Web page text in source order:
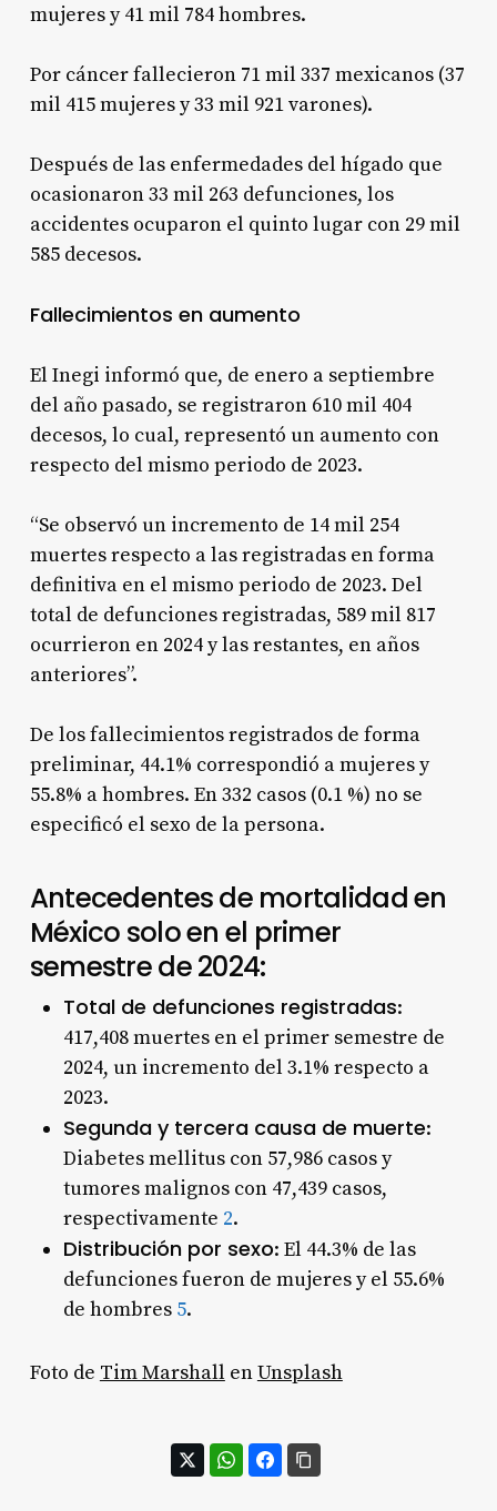
mujeres y 41 mil 784 hombres.
Por cáncer fallecieron 71 mil 337 mexicanos (37
mil 415 mujeres y 33 mil 921 varones).
Después de las enfermedades del hígado que
ocasionaron 33 mil 263 defunciones, los
accidentes ocuparon el quinto lugar con 29 mil
585 decesos.
Fallecimientos en aumento
El Inegi informó que, de enero a septiembre
del año pasado, se registraron 610 mil 404
decesos, lo cual, representó un aumento con
respecto del mismo periodo de 2023.
“Se observó un incremento de 14 mil 254
muertes respecto a las registradas en forma
definitiva en el mismo periodo de 2023. Del
total de defunciones registradas, 589 mil 817
ocurrieron en 2024 y las restantes, en años
anteriores”.
De los fallecimientos registrados de forma
preliminar, 44.1% correspondió a mujeres y
55.8% a hombres. En 332 casos (0.1 %) no se
especificó el sexo de la persona.
Antecedentes de mortalidad en
México solo en el primer
semestre de 2024:
Total de defunciones registradas:
417,408 muertes en el primer semestre de
2024, un incremento del 3.1% respecto a
2023.
Segunda y tercera causa de muerte:
Diabetes mellitus con 57,986 casos y
tumores malignos con 47,439 casos,
respectivamente 2.
Distribución por sexo: El 44.3% de las
defunciones fueron de mujeres y el 55.6%
de hombres 5.
Foto de Tim MarshallenUnsplash